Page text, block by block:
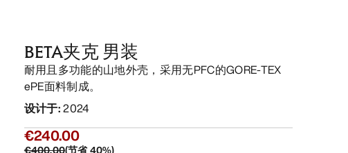
BETA夹克 男装
耐用且多功能的山地外壳，采用无PFC的GORE-TEX
ePE面料制成。
设计于:2024
€240.00
€400.00(节省40%)